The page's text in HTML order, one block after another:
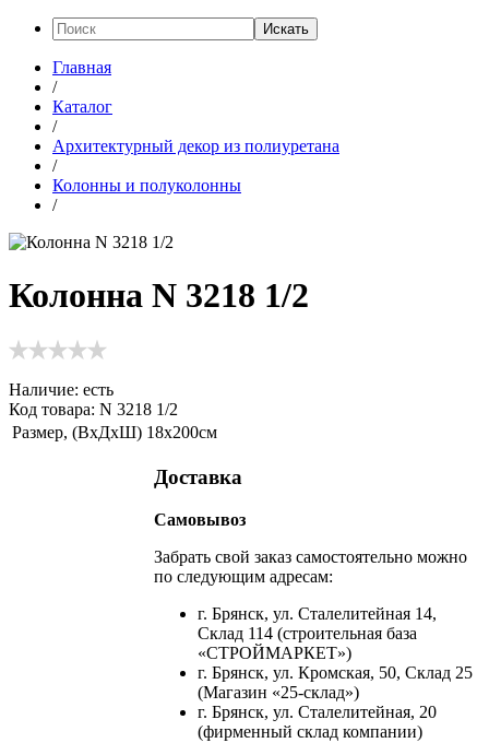
Искать
Главная
/
Каталог
/
Архитектурный декор из полиуретана
/
Колонны и полуколонны
/
Колонна N 3218 1/2
Наличие: есть
Код товара: N 3218 1/2
Размер, (ВхДхШ) 18х200см
Доставка
Самовывоз
Забрать свой заказ самостоятельно можно
по следующим адресам:
г. Брянск, ул. Сталелитейная 14,
Склад 114 (строительная база
«СТРОЙМАРКЕТ»)
г. Брянск, ул. Кромская, 50, Склад 25
(Магазин «25-склад»)
г. Брянск, ул. Сталелитейная, 20
(фирменный склад компании)